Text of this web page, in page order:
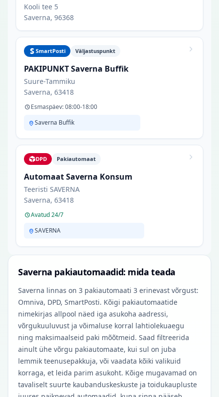
Kooli tee 5
Saverna, 96368
SmartPosti Väljastuspunkt
PAKIPUNKT Saverna Buffik
Suure-Tammiku
Saverna, 63418
Esmaspäev: 08:00-18:00
Saverna Buffik
DPD Pakiautomaat
Automaat Saverna Konsum
Teeristi SAVERNA
Saverna, 63418
Avatud 24/7
SAVERNA
Saverna pakiautomaadid: mida teada
Saverna linnas on 3 pakiautomaati 3 erinevast võrgust:
Omniva, DPD, SmartPosti. Kõigi pakiautomaatide
nimekirjas allpool näed iga asukoha aadressi,
võrgukuuluvust ja võimaluse korral lahtiolekuaegu
ning maksimaalseid paki mõõtmeid. Saad filtreerida
ainult ühe võrgu pakiautomaate, kui sul on juba
lemmik teenusepakkuja, või vaadata kõiki valikuid
korraga, et leida parim asukoht. Kõige mugavamad on
tavaliselt suurte kaubanduskeskuste ja toidukaupluste